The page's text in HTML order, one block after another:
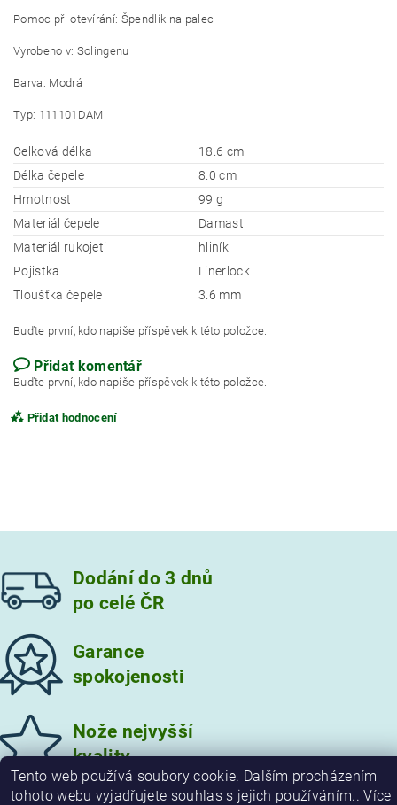
Pomoc při otevírání: Špendlík na palec
Vyrobeno v: Solingenu
Barva: Modrá
Typ: 111101DAM
Celková délka
18.6 cm
Délka čepele
8.0 cm
Hmotnost
99 g
Materiál čepele
Damast
Materiál rukojeti
hliník
Pojistka
Linerlock
Tloušťka čepele
3.6 mm
Buďte první, kdo napíše příspěvek k této položce.
Přidat komentář
Buďte první, kdo napíše příspěvek k této položce.
Přidat hodnocení
Vložením hodnocení souhlasíte s
Dodání do 3 dnů
po celé ČR
Garance
spokojenosti
Nože nejvyšší
kvality
Tento web používá soubory cookie. Dalším procházením
tohoto webu vyjadřujete souhlas s jejich používáním.. Více